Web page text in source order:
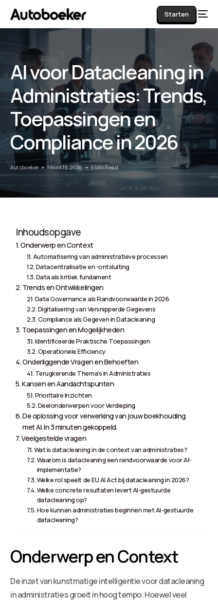
Starten
AI voor Datacleaning in
Administraties: Trends,
Toepassingen en
Compliance in 2026
Autoboeker Maart 19, 2026 6 Min Read
Inhoudsopgave
Onderwerp en Context
Automatisering van administratieve processen
Datacentralisatie en -ontsluiting
Data als kritiek fundament
Trends en Ontwikkelingen
Data Governance als Randvoorwaarde in 2026
Digitalisering van Versnipperde Gegevens
Compliance als Gegeven in Datacleaning
Toepassingen en Mogelijkheden
Identificeerde Praktische Toepassingen
Operationele Efficiency
Onderliggende Vragen en Behoeften
Terugkerende Thema’s in Administraties
Kansen en Aandachtspunten
Prioritaire Inzichten
Deelonderwerpen voor Verdieping
De oplossing voor verwerking van jouw boekhouding
met AI. In 3 minuten gekoppeld.
Veelgestelde vragen
Wat is datacleaning in de context van administraties?
Waarom is datacleaning een randvoorwaarde voor AI-
implementatie?
Welke rol speelt de EU AI Act bij datacleaning in 2026?
Welke concrete resultaten levert AI-gestuurde
datacleaning op?
Hoe kunnen administraties beginnen met AI-gestuurde
datacleaning?
Onderwerp en Context
De inzet van kunstmatige intelligentie voor datacleaning
in administraties groeit in hoog tempo. Hoewel veel